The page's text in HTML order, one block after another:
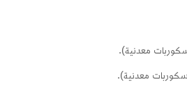
معدنية).
معدنية).